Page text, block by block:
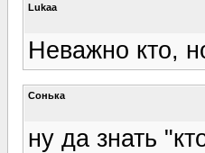
Lukaa
Неважно кто,
Сонька
ну да знать